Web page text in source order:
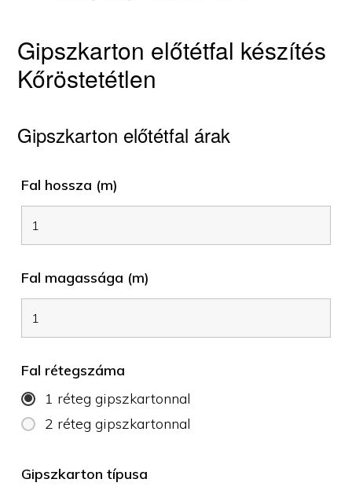
Gipszkarton előtétfal készítés
Kőröstetétlen
Gipszkarton előtétfal árak
Fal hossza (m)
Fal magassága (m)
Fal rétegszáma
1 réteg gipszkartonnal
2 réteg gipszkartonnal
Gipszkarton típusa